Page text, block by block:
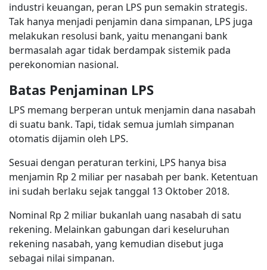
industri keuangan, peran LPS pun semakin strategis.
Tak hanya menjadi penjamin dana simpanan, LPS juga
melakukan resolusi bank, yaitu menangani bank
bermasalah agar tidak berdampak sistemik pada
perekonomian nasional.
Batas Penjaminan LPS
LPS memang berperan untuk menjamin dana nasabah
di suatu bank. Tapi, tidak semua jumlah simpanan
otomatis dijamin oleh LPS.
Sesuai dengan peraturan terkini, LPS hanya bisa
menjamin Rp 2 miliar per nasabah per bank. Ketentuan
ini sudah berlaku sejak tanggal 13 Oktober 2018.
Nominal Rp 2 miliar bukanlah uang nasabah di satu
rekening. Melainkan gabungan dari keseluruhan
rekening nasabah, yang kemudian disebut juga
sebagai nilai simpanan.